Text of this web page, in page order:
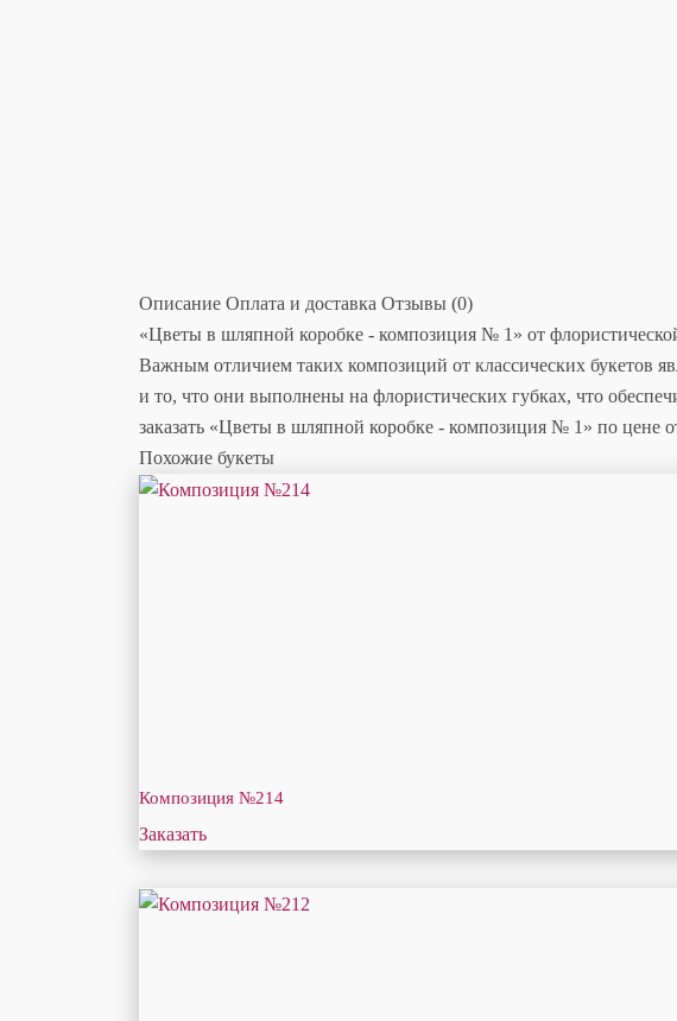
Описание Оплата и доставка Отзывы (0)
«Цветы в шляпной коробке - композиция № 1» от
Важным отличием таких композиций от классических букетов
и то, что они выполнены на флористических губках, что
заказать «Цветы в шляпной коробке - композиция № 1» по цене
Похожие букеты
Композиция №214
Заказать